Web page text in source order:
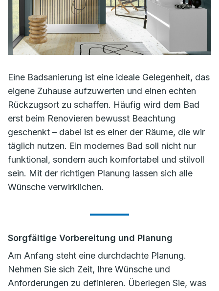
Eine Badsanierung ist eine ideale Gelegenheit, das
eigene Zuhause aufzuwerten und einen echten
Rückzugsort zu schaffen. Häufig wird dem Bad
erst beim Renovieren bewusst Beachtung
geschenkt – dabei ist es einer der Räume, die wir
täglich nutzen. Ein modernes Bad soll nicht nur
funktional, sondern auch komfortabel und stilvoll
sein. Mit der richtigen Planung lassen sich alle
Wünsche verwirklichen.
Sorgfältige Vorbereitung und Planung
Am Anfang steht eine durchdachte Planung.
Nehmen Sie sich Zeit, Ihre Wünsche und
Anforderungen zu definieren. Überlegen Sie, was